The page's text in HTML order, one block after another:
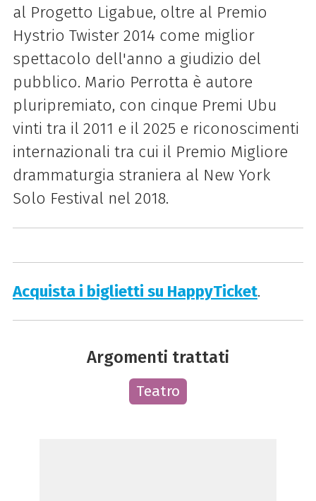
al Progetto Ligabue, oltre al Premio
Hystrio Twister 2014 come miglior
spettacolo dell'anno a giudizio del
pubblico. Mario Perrotta è autore
pluripremiato, con cinque Premi Ubu
vinti tra il 2011 e il 2025 e riconoscimenti
internazionali tra cui il Premio Migliore
drammaturgia straniera al New York
Solo Festival nel 2018.
Acquista i biglietti su HappyTicket.
Argomenti trattati
Teatro